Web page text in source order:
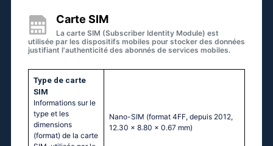
Carte SIM
La carte SIM (Subscriber Identity Module) est
utilisée par les dispositifs mobiles pour stocker des données
justifiant l'authenticité des abonnés de services mobiles.
Type de carte
SIM
Informations sur le
type et les
dimensions
(format) de la carte
Nano-SIM (format 4FF, depuis 2012,
12.30 x 8.80 x 0.67 mm)